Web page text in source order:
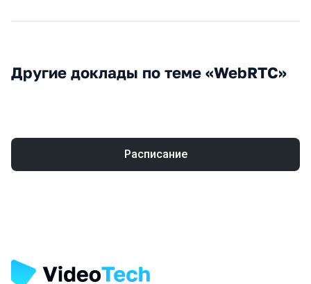
Другие доклады по теме «WebRTC»
Расписание